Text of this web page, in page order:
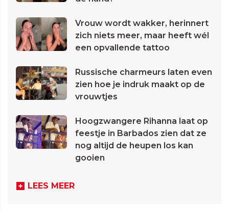
Vrouw wordt wakker, herinnert
zich niets meer, maar heeft wél
een opvallende tattoo
Russische charmeurs laten even
zien hoe je indruk maakt op de
vrouwtjes
Hoogzwangere Rihanna laat op
feestje in Barbados zien dat ze
nog altijd de heupen los kan
gooien
LEES MEER